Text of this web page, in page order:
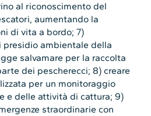
al riconoscimento del
aumentando la
di vita a bordo; 7)
presidio ambientale della
salvamare per la raccolta
dei pescherecci; 8) creare
per un monitoraggio
e delle attività di cattura; 9)
straordinarie con